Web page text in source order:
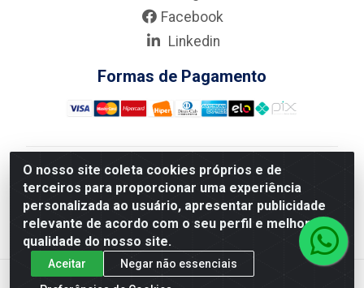
O nosso site coleta cookies próprios e de
terceiros para proporcionar uma experiência
personalizada ao usuário, apresentar publicidade
relevante de acordo com o seu perfil e melhorar a
qualidade do nosso site.
Aceitar
Negar não essenciais
Facebook
Linkedin
Formas de Pagamento
Nova Boni Distribuidora de Material de Construção LTDA
- Rua Alice Tibiriçá, 330 - Vila Da Penha, Rio de
Janeiro/RJ - CEP: 21.210-110 - CNPJ: 11.003.135/0001-
27